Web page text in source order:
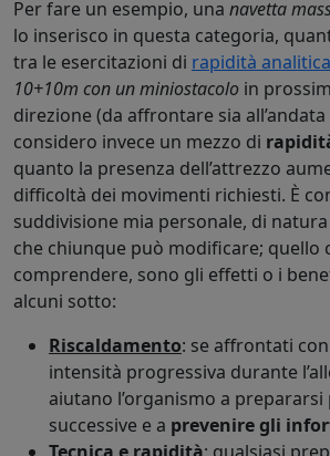
Per fare un esempio, una navetta
lo inserisco in questa categoria,
tra le esercitazioni di rapidità analitica
10+10m con un miniostacolo in
direzione (da affrontare sia
considero invece un mezzo di
quanto la presenza dell’attrezzo
difficoltà dei movimenti richiesti. È
suddivisione mia personale, di
che chiunque può modificare; quello
comprendere, sono gli effetti o i
alcuni sotto:
Riscaldamento: se affrontati
intensità progressiva durante
aiutano l’organismo a prepararsi
successive e a prevenire gli